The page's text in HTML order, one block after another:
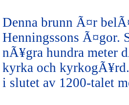
Denna brunn Ã¤r
Henningssons Ã¤gor.
nÃ¥gra hundra meter
kyrka och
i slutet av 1200-talet